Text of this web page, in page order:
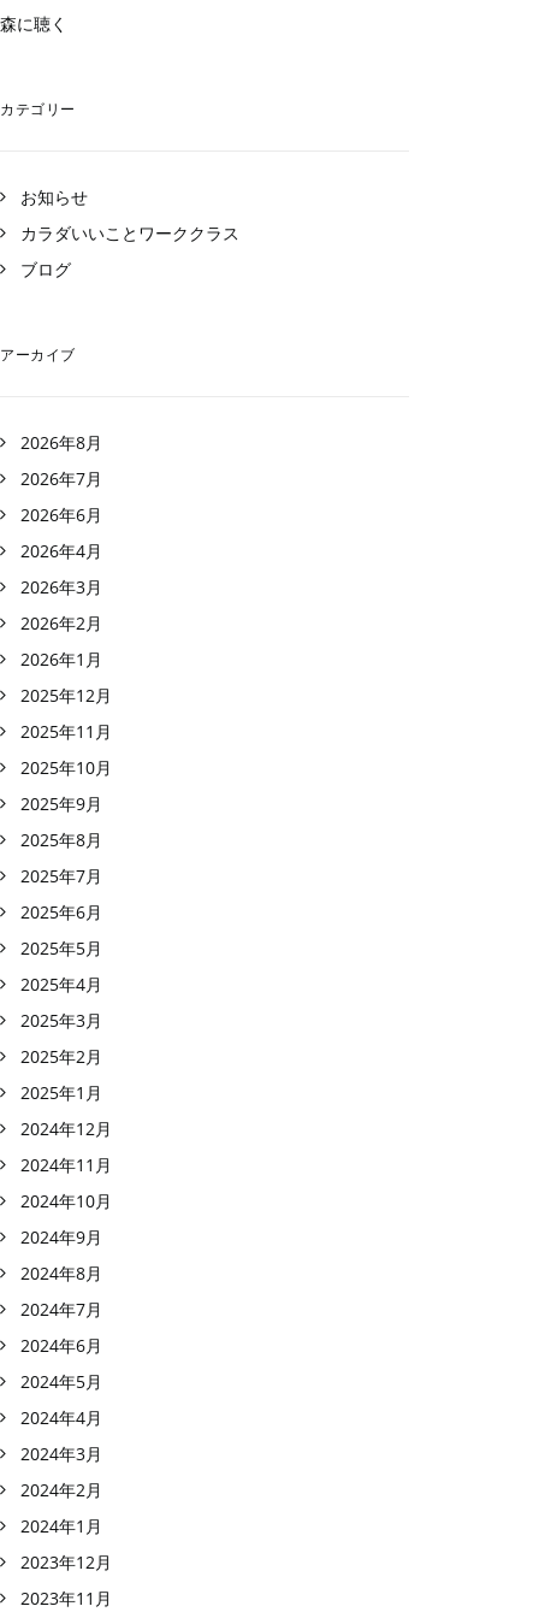
森に聴く
カテゴリー
お知らせ
カラダいいことワーククラス
ブログ
アーカイブ
2026年8月
2026年7月
2026年6月
2026年4月
2026年3月
2026年2月
2026年1月
2025年12月
2025年11月
2025年10月
2025年9月
2025年8月
2025年7月
2025年6月
2025年5月
2025年4月
2025年3月
2025年2月
2025年1月
2024年12月
2024年11月
2024年10月
2024年9月
2024年8月
2024年7月
2024年6月
2024年5月
2024年4月
2024年3月
2024年2月
2024年1月
2023年12月
2023年11月